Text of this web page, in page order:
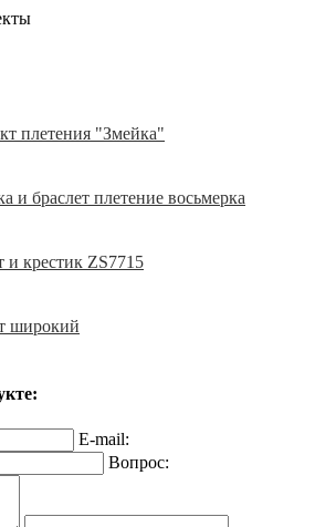
плетения "Змейка"
и браслет плетение восьмерка
и крестик ZS7715
широкий
E-mail:
Вопрос: